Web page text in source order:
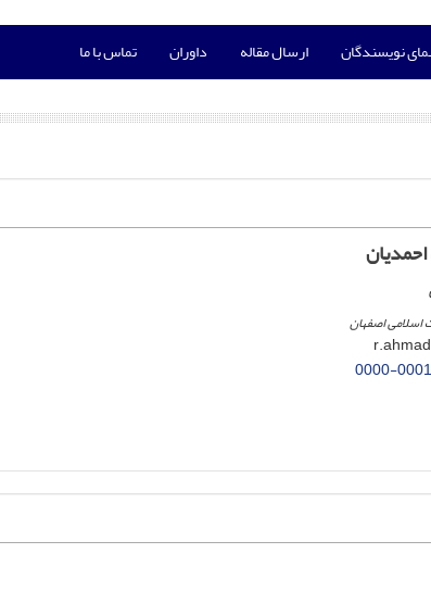
نویسندگان ارسال مقاله داوران تماس با ما
اسلامی اصفهان
0000-